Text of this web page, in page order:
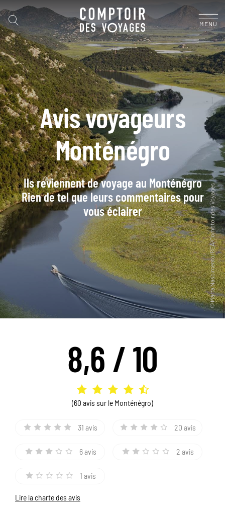
MENU
Avis voyageurs
Monténégro
Ils reviennent de voyage au Monténégro
Rien de tel que leurs commentaires pour
vous éclairer
8,6 / 10
(60 avis sur le Monténégro)
31 avis 20 avis
6 avis 2 avis
1 avis
Lire la charte des avis